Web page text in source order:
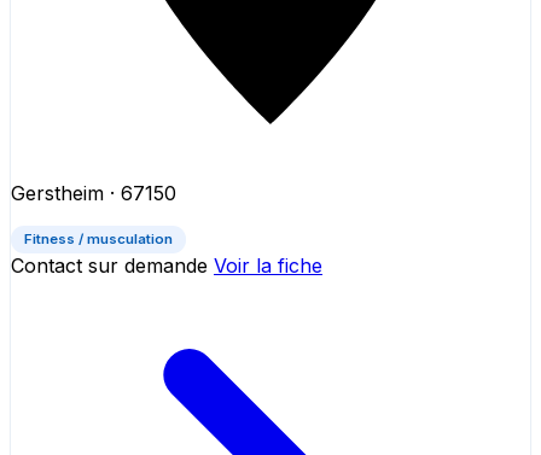
Gerstheim · 67150
Fitness / musculation
Contact sur demande Voir la fiche